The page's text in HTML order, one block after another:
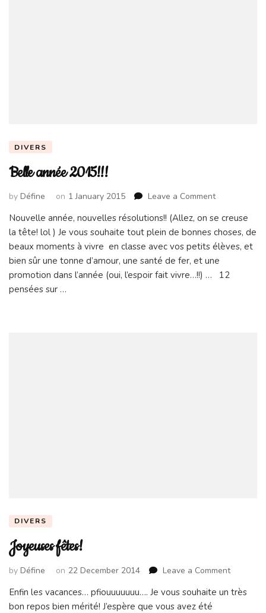
DIVERS
Belle année 2015!!!
by Défine on 1 January 2015 Leave a Commenton
année
2015!!!
Nouvelle année, nouvelles résolutions!! (Allez, on se creuse
la tête! lol ) Je vous souhaite tout plein de bonnes choses, de
beaux moments à vivre en classe avec vos petits élèves, et
bien sûr une tonne d’amour, une santé de fer, et une
promotion dans l’année (oui, l’espoir fait vivre…!!) … 12
pensées sur …
DIVERS
Joyeuses fêtes!
by Défine on 22 December 2014 Leave a Commenton
fêtes!
Enfin les vacances… pfiouuuuuuu…. Je vous souhaite un très
bon repos bien mérité! J’espère que vous avez été